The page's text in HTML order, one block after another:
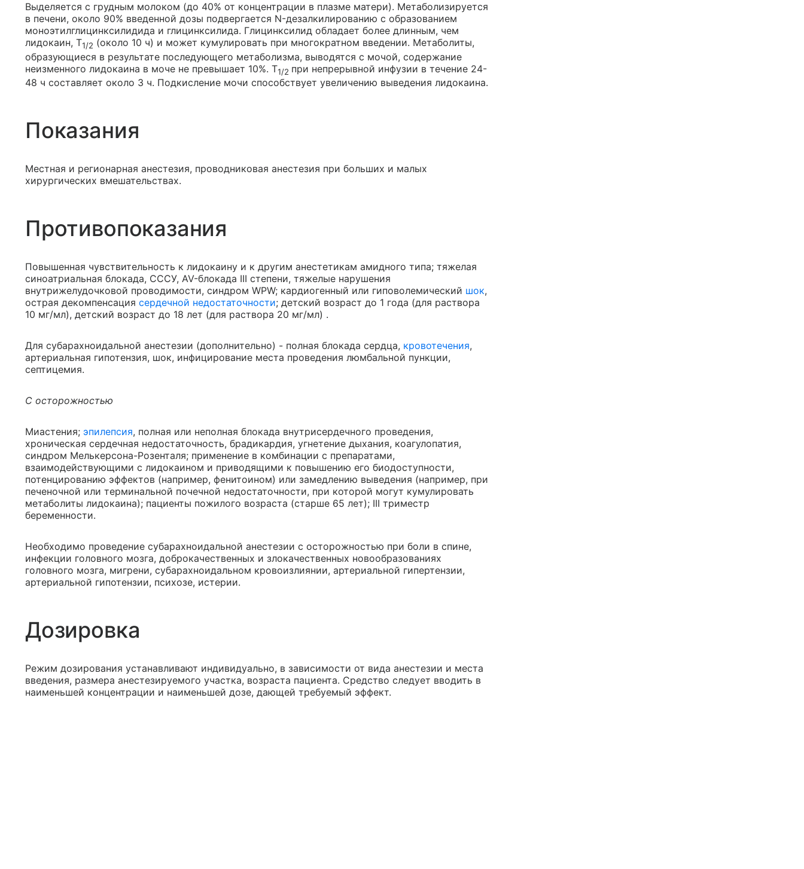
Выделяется с грудным молоком (до 40% от концентрации в плазме матери). Метаболизируется
в печени, около 90% введенной дозы подвергается N-дезалкилированию с образованием
моноэтилглицинксилидида и глицинксилида. Глицинксилид обладает более длинным, чем
лидокаин, T1/2 (около 10 ч) и может кумулировать при многократном введении. Метаболиты,
образующиеся в результате последующего метаболизма, выводятся с мочой, содержание
неизменного лидокаина в моче не превышает 10%. T1/2 при непрерывной инфузии в течение 24-
48 ч составляет около 3 ч. Подкисление мочи способствует увеличению выведения лидокаина.
Показания
Местная и регионарная анестезия, проводниковая анестезия при больших и малых
хирургических вмешательствах.
Противопоказания
Повышенная чувствительность к лидокаину и к другим анестетикам амидного типа; тяжелая
синоатриальная блокада, СССУ, AV-блокада III степени, тяжелые нарушения
внутрижелудочковой проводимости, синдром WPW; кардиогенный или гиповолемический шок,
острая декомпенсация сердечной недостаточности; детский возраст до 1 года (для раствора
10 мг/мл), детский возраст до 18 лет (для раствора 20 мг/мл) .
Для субарахноидальной анестезии (дополнительно) - полная блокада сердца, кровотечения,
артериальная гипотензия, шок, инфицирование места проведения люмбальной пункции,
септицемия.
С осторожностью
Миастения; эпилепсия, полная или неполная блокада внутрисердечного проведения,
хроническая сердечная недостаточность, брадикардия, угнетение дыхания, коагулопатия,
синдром Мелькерсона-Розенталя; применение в комбинации с препаратами,
взаимодействующими с лидокаином и приводящими к повышению его биодоступности,
потенцированию эффектов (например, фенитоином) или замедлению выведения (например, при
печеночной или терминальной почечной недостаточности, при которой могут кумулировать
метаболиты лидокаина); пациенты пожилого возраста (старше 65 лет); III триместр
беременности.
Необходимо проведение субарахноидальной анестезии с осторожностью при боли в спине,
инфекции головного мозга, доброкачественных и злокачественных новообразованиях
головного мозга, мигрени, субарахноидальном кровоизлиянии, артериальной гипертензии,
артериальной гипотензии, психозе, истерии.
Дозировка
Режим дозирования устанавливают индивидуально, в зависимости от вида анестезии и места
введения, размера анестезируемого участка, возраста пациента. Средство следует вводить в
наименьшей концентрации и наименьшей дозе, дающей требуемый эффект.